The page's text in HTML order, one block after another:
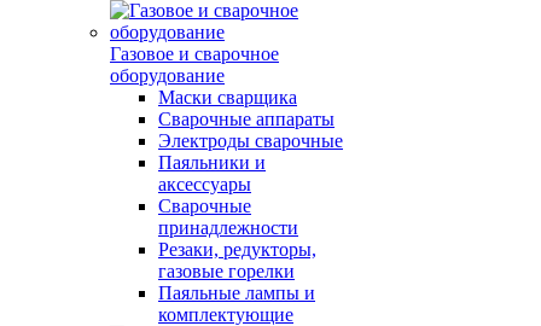
Газовое и сварочное
оборудование
Маски сварщика
Сварочные аппараты
Электроды сварочные
Паяльники и
аксессуары
Сварочные
принадлежности
Резаки, редукторы,
газовые горелки
Паяльные лампы и
комплектующие